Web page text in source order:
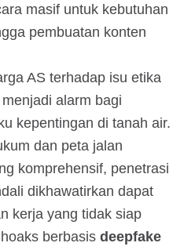
masif untuk kebutuhan
pembuatan konten
AS terhadap isu etika
alarm bagi
kepentingan di tanah air.
dan peta jalan
komprehensif, penetrasi
dikhawatirkan dapat
kerja yang tidak siap
berbasis deepfake